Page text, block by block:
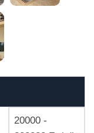
20000 -